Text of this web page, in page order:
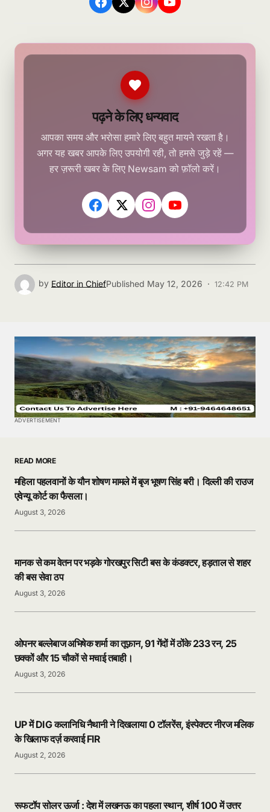
पढ़ने के लिए धन्यवाद
आपका समय और भरोसा हमारे लिए बहुत मायने रखता है।
अगर यह खबर आपके लिए उपयोगी रही, तो हमसे जुड़े रहें —
हर ज़रूरी खबर के लिए Newsam को फ़ॉलो करें।
by Editor in ChiefPublished May 12, 2026 · 12:42 PM
ADVERTISEMENT
READ MORE
महिला पहलवानों के यौन शोषण मामले में बृज भूषण सिंह बरी। दिल्ली की राउज
एवेन्यू कोर्ट का फैसला।
August 3, 2026
मानक से कम वेतन पर भड़के गोरखपुर सिटी बस के कंडक्टर, हड़ताल से शहर
की बस सेवा ठप
August 3, 2026
ओपनर बल्लेबाज अभिषेक शर्मा का तूफ़ान, 91 गेंदों में ठोंके 233 रन, 25
छक्कों और 15 चौकों से मचाई तबाही।
August 3, 2026
UP में DIG कलानिधि नैथानी ने दिखलाया 0 टॉलरेंस, इंस्पेक्टर नीरज मलिक
के खिलाफ दर्ज़ करवाई FIR
August 2, 2026
रूफटॉप सोलर ऊर्जा : देश में लखनऊ का पहला स्थान, शीर्ष 100 में उत्तर